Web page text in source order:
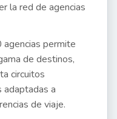
la red de agencias
permite
de destinos,
circuitos
adaptadas a
de viaje.